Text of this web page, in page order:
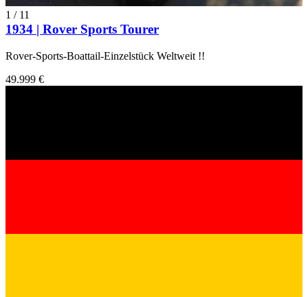
1 / 11
1934 | Rover Sports Tourer
Rover-Sports-Boattail-Einzelstück Weltweit !!
49.999 €